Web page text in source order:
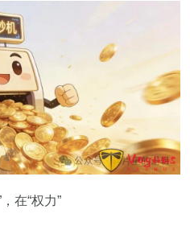
在“权力”